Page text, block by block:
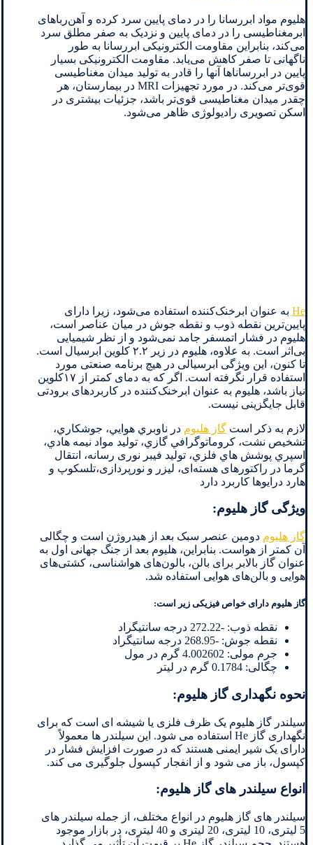
هلیوم مواد ابررسانا را در دمای پایین سرد کرده و آهن‌رباهای
ابرمغناطیسی را در دمای پایین و نزدیک به صفر مطلق سرد
می‌کند، بنابراین مقاومت الکترونیکی ابررسانا به طور
ناگهانی تا صفر کاهش می‌یابد. مقاومت الکترونیکی بسیار
پایین در ابررساناها آنها را قادر به تولید میدان مغناطیسی
قوی‌تر می‌کند. در مورد تجهیزات MRI در بیمارستان، هر
چقدر میدان مغناطیسی قوی‌تر باشد، جزئیات بیشتری در
اسکن تصویری رادیولوژی ظاهر می‌شود.
He به عنوان ابرخنک‌کننده استفاده می‌شود، زیرا دارای
پایین‌ترین نقطه ذوب و نقطه جوش در میان عناصر است،
هلیوم در فشار اتمسفر جامد نمی‌شود و از نظر شیمیایی
بی‌اثر است. به علاوه، هلیوم در زیر ۲.۲ کلوین ابرسیال است.
تا کنون، این ویژگی ابرسیالی در هیچ برنامه صنعتی مورد
استفاده قرار نگرفته است. اگر که به دمای کمتر از ۱۷کلوین
نیاز باشد، هلیوم به عنوان ابرخنک‌کننده در کاربردهای برودتی
قابل جایگزینی نیست.
لازم به ذكر است گاز هليوم در ناوبري هوايي، جوشكاري،
تشخيص نشت، كروماتوگرافي گازي، توليد مواد نيمه هادي،
اسپري پوشش هاي فلزي، تولید فیبر نوری رسانه، انتقال
گرما در راکتورهای هسته‌ای، لیزر و نورپردازی،تلسکوپ و
هارد درایوها كاربرد دارد
ویژگی گاز هلیوم:
گاز هلیوم دومین عنصر سبک بعد از هیدروژن است و چگالی
آن کمتر از هواست. بنابراین، هلیوم بعد از جنگ جهانی اول به
عنوان گاز بالابر برای بالن، بالون‌های هواشناسی، کشتی‌های
هوایی و بالن‌های هوایی استفاده شد.
گاز هلیوم دارای خواص فیزیکی زیر است:
نقطه ذوب: -272.22 درجه سانتیگراد
نقطه جوش: -268.95 درجه سانتیگراد
جرم مولی: 4.002602 گرم در مول
چگالی: 0.1784 گرم در لیتر
نحوه نگهداری گاز هلیوم:
سیلندر گاز هلیوم یک ظرف فلزی یا شیشه ای است که برای
نگهداری گاز He استفاده می شود. این سیلندر ها معمولاً
دارای یک شیر ایمنی هستند که در صورت افزایش فشار در
کپسول، باز می شود و از انفجار کپسول جلوگیری می کند.
انواع سیلندر های گاز هلیوم:
سیلندر های گاز هلیوم در انواع مختلف، از جمله سیلندر های
5 لیتری، 10 لیتری، 20 لیتری و 40 لیتری، در بازار موجود